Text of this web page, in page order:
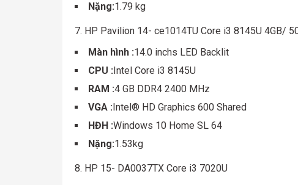
Nặng:1.79 kg
7. HP Pavilion 14- ce1014TU Core i3 8145U 4GB/
Màn hình :14.0 inchs LED Backlit
CPU :Intel Core i3 8145U
RAM :4 GB DDR4 2400 MHz
VGA :Intel® HD Graphics 600 Shared
HĐH :Windows 10 Home SL 64
Nặng:1.53kg
8. HP 15- DA0037TX Core i3 7020U